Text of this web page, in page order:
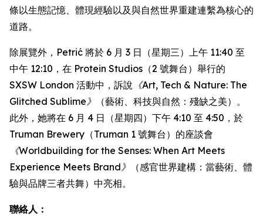
條以生態記憶、體現經驗以及與自然世界重建連繫為核心的
道路。
除展覽外，Petrić 將於 6 月 3 日（星期三）上午 11:40 至
中午 12:10，在 Protein Studios（2 號舞台）舉行的
SXSW London 活動中，訴說 《Art, Tech & Nature: The
Glitched Sublime》
（藝術、科技與自然：殘缺之美）。
此外，她將在 6 月 4 日（星期四）下午 4:10 至 4:50，於
Truman Brewery（Truman 1 號舞台）的座談會
《Worldbuilding for the Senses: When Art Meets
Experience Meets Brand》
（感官世界建構：當藝術、體
驗與品牌三者共舞）中亮相。
聯絡人：